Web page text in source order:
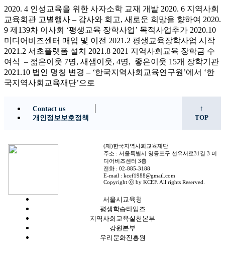
2020. 4 인성교육을 위한 사자소학 교재 개발 2020. 6 지역사회
교육회관 고별행사 – 감사와 회고, 새로운 희망을 향하여 2020.
9 제139차 이사회 ‘평생교육 장학사업’ 목적사업추가 2020.10
미디어비즈센터 매입 및 이전 2021.2 평생교육장학사업 시작
2021.2 서초플랫폼 설치 2021.8 2021 지역사회교육 장학금 수
여식 – 젊은이웃 7명, 새샘이웃, 4명, 좋은이웃 15개 장학기관
2021.10 법인 명칭 변경 – ‘한국지역사회교육연구원’에서 ‘한
국지역사회교육재단’으로
Contact us
개인정보보호정책
↑
TOP
(재)한국지역사회교육재단
주소 : 서울특별시 영등포구 선유서로31길 3 미
디어비즈센터 3층
전화 : 02-885-3188
E-mail : kcef1988@gmail.com
Copyright ⓒ by KCEF. All rights Reserved.
서울시교육청
평생학습타임즈
지역사회교육실천본부
강원본부
우리문화진흥원